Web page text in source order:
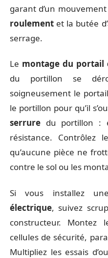
garant d’un
roulement et la butée
serrage.
Le montage du portail
du portillon se
soigneusement le
le portillon pour qu’il
serrure du portillon :
résistance. Contrôlez
qu’aucune pièce ne
contre le sol ou les
Si vous installez
électrique, suivez
constructeur. Montez
cellules de sécurité,
Multipliez les essais